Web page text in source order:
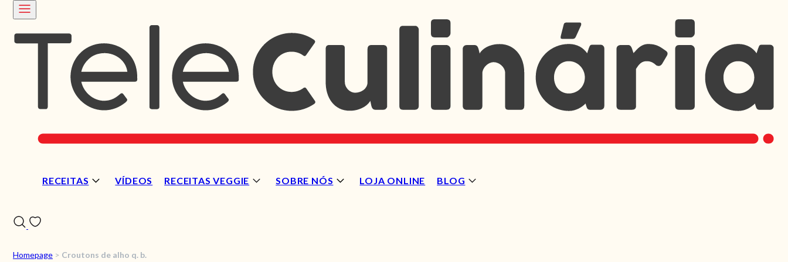
RECEITAS VÍDEOS RECEITAS VEGGIE SOBRE NÓS LOJA ONLINE BLOG
Homepage > Croutons de alho q. b.